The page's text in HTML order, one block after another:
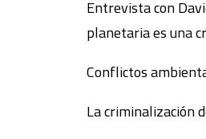
Entrevista con
planetaria es una
Conflictos
La criminalización